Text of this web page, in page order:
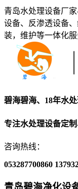
青岛水处理设备厂
设备、反渗透设备
装，维护等一体化服
碧海碧海、18年水
专注水处理设备定
咨询热线：
053287700860
青岛碧海净化设